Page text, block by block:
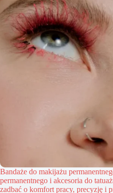
Bandaże do makijażu
permanentnego i akcesoria do
zadbać o komfort pracy, precyzję i